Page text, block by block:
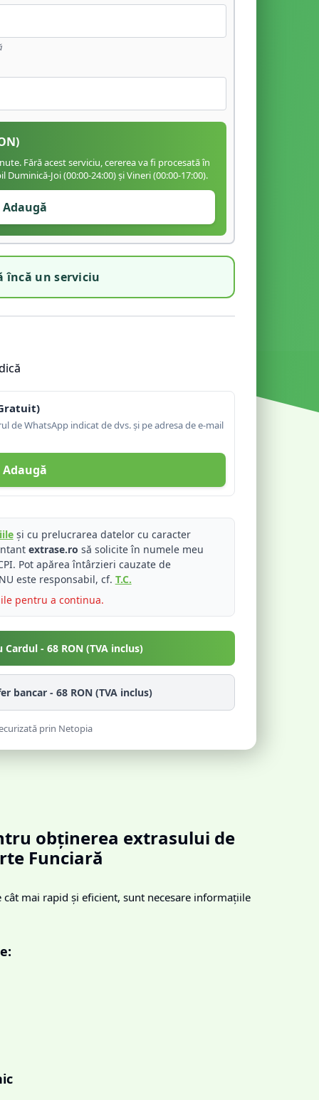
Fără acest serviciu, cererea va fi procesată în
Joi (00:00-24:00) și Vineri (00:00-17:00).
Adaugă
încă un serviciu
de WhatsApp indicat de dvs. și pe adresa de e-mail
Adaugă
și cu prelucrarea datelor cu caracter
extrase.ro să solicite în numele meu
Pot apărea întârzieri cauzate de
este responsabil, cf. T.C.
pentru a continua.
Cardul - 68 RON (TVA inclus)
bancar - 68 RON (TVA inclus)
prin Netopia
obținerea extrasului de
Funciară
cât mai rapid și eficient, sunt necesare informațiile